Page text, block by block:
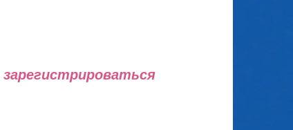
зарегистрироваться